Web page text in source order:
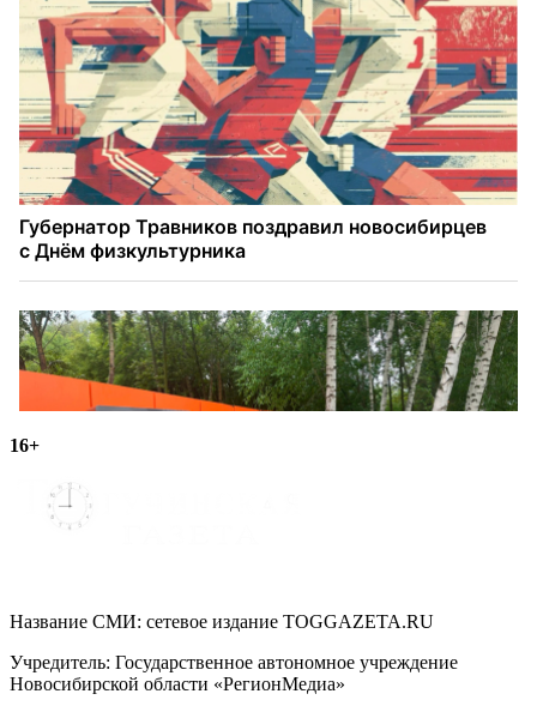
16+
Название СМИ: cетевое издание TOGGAZETA.RU
Учредитель: Государственное автономное учреждение
Новосибирской области «РегионМедиа»